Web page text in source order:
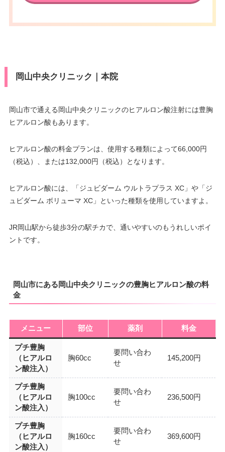
岡山中央クリニック｜本院
岡山市で通える岡山中央クリニックのヒアルロン酸注射には豊胸
ヒアルロン酸もあります。
ヒアルロン酸の料金プランは、使用する種類によって66,000円
（税込）、または132,000円（税込）となります。
ヒアルロン酸には、「ジュビダーム ウルトラプラス XC」や「ジ
ュビダーム ボリューマ XC」といった種類を使用していますよ。
JR岡山駅から徒歩3分の駅チカで、通いやすいのもうれしいポイ
ントです。
岡山市にある岡山中央クリニックの豊胸ヒアルロン酸の料
金
メニュー 部位 薬剤 料金
プチ豊胸
（ヒアルロ
ン酸注入）
胸60cc
要問い合わ
せ
145,200円
プチ豊胸
（ヒアルロ
ン酸注入）
胸100cc
要問い合わ
せ
236,500円
プチ豊胸
（ヒアルロ
ン酸注入）
胸160cc
要問い合わ
せ
369,600円